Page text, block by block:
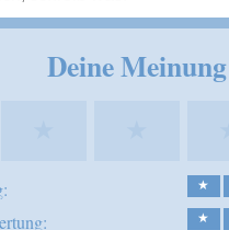
Deine Meinung
★
★